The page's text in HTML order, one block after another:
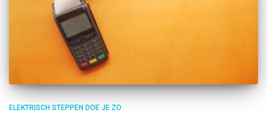
ELEKTRISCH STEPPEN DOE JE ZO